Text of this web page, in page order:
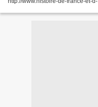
évoque...